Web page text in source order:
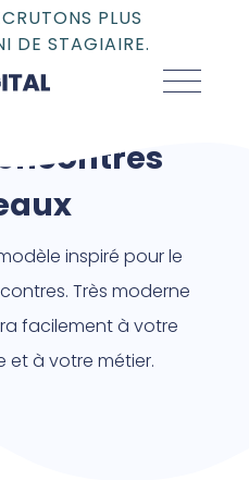
PLUS
DE STAGIAIRE.
inspiré pour le
Très moderne
facilement à votre
et à votre métier.
DIGITAL